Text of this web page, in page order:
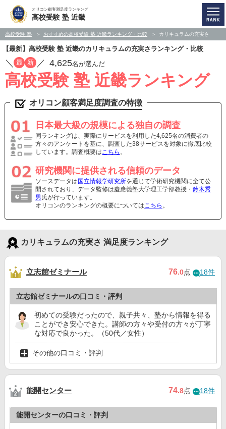
オリコン顧客満足度ランキング
高校受験 塾 近畿
高校受験 塾 おすすめの高校受験 塾 近畿ランキング・比較 カリキュラムの充実さ
【最新】高校受験 塾 近畿のカリキュラムの充実さランキング・比較
／ 最 新 ／ 4,625名が選んだ
高校受験 塾 近畿ランキング
オリコン顧客満足度調査の特徴
日本最大級の規模による独自の調査
同ランキングは、実際にサービスを利用した4,625名の消費者の
方々のアンケートを基に、調査した38サービスを対象に徹底比較
しています。調査概要はこちら 。
研究機関に提供される信頼のデータ
ソースデータは 国立情報学研究所を通じて学術研究機関に全て公
開されており、データ監修は慶應義塾大学理工学部教授・ 鈴木秀
男 氏が行っています。
オリコンのランキングの概要についてはこちら 。
カリキュラムの充実さ 満足度ランキング
立志館ゼミナール 76.0点 18件
立志館ゼミナールの口コミ・評判
初めての受験だったので、親子共々、塾から情報を得る
ことができ安心できた。講師の方々や受付の方々が丁寧
な対応で良かった。（50代／女性）
その他の口コミ・評判
能開センター 74.8点 18件
能開センターの口コミ・評判